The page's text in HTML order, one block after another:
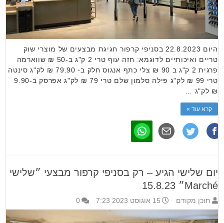
היום 22.8.2023 בסניפי קרפור חגיגת מבצעים של מוצרי שוק
טריים ואיכותיים לדוגמא: חזה עוף טרי 2 ק"ג ב-50 ₪ שווארמה
פרגית 2 ק"ג ב 90 ₪ צלי כתף אנגוס חלק ב- 79.90 ₪ לק"ג סינטה
טרי 99 ₪ לק"ג פילה סלמון שלם טרי 79 ₪ לק"ג אפרסק ב-9.90
₪ לק"ג …
קרא עוד »
יום שלישי הגיע – רק בסניפי קרפור מבצעי ״שלישי
Marché״ 15.8.23
תוכן מקודם 15 אוגוסט 2023 7:23 0